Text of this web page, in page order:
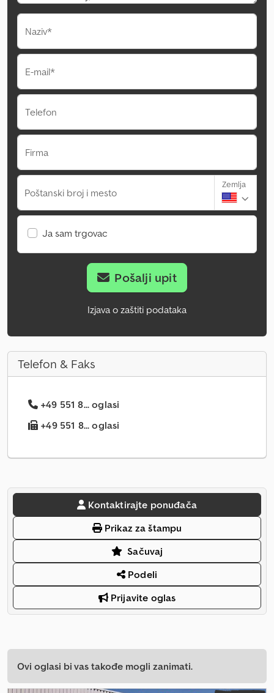
Naziv*
E-mail*
Telefon
Firma
Poštanski broj i mesto
Zemlja
Ja sam trgovac
Pošalji upit
Izjava o zaštiti podataka
Telefon & Faks
+49 551 8... oglasi
+49 551 8... oglasi
Kontaktirajte ponuđača
Prikaz za štampu
Sačuvaj
Podeli
Prijavite oglas
Ovi oglasi bi vas takođe mogli zanimati.